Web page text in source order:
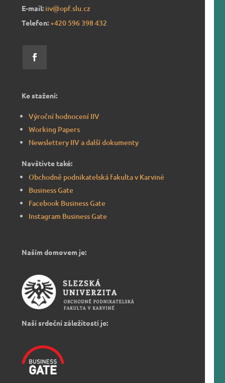
E-mail: iiv@opf.slu.cz
Telefon:+420 596 398 432
Ke stažení:
Výroční hodnocení IIV
Working Papers
Newslettery IIV a další dokumenty
Navštivte také:
Obchodně podnikatelská fakulta v Karviné
Business Gate
Facebook Business Gate
Instagram Business Gate
Naším domovem je:
Naší srdeční záležitostí je: